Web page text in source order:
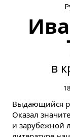
в
Выдающийся
Оказал
и зарубежной